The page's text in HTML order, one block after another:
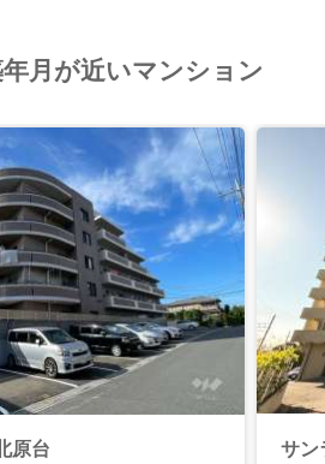
月が近いマンション
原台 サン